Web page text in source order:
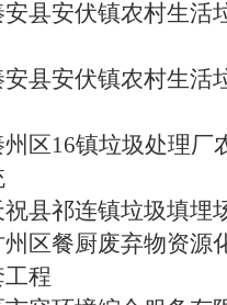
县安伏镇农村生活
县安伏镇农村生活
区16镇垃圾处理厂
县祁连镇垃圾填埋
区餐厨废弃物资源
程